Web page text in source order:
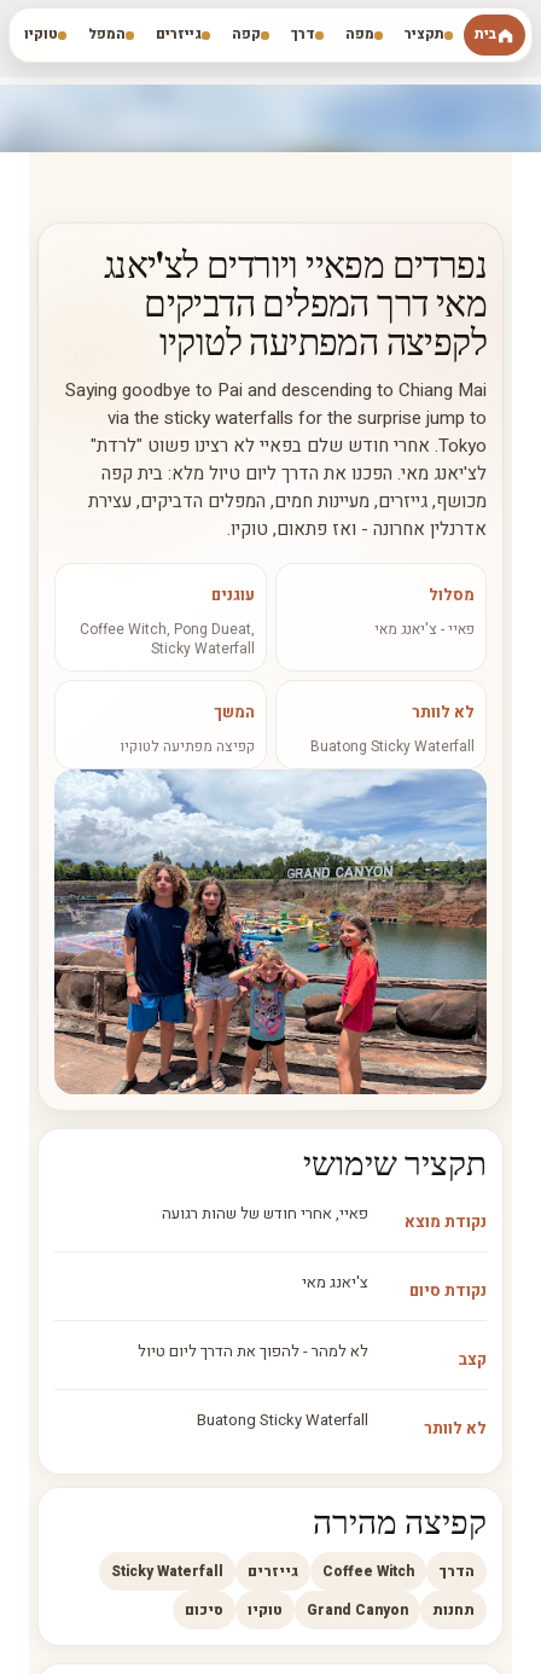
דילוג לתוכן הראשי
השלום לב-ארים רואים עולם בית תקציר מפה דרך קפה גייזרים המפל טוקיו
נפרדים מפאיי ויורדים לצ'יאנג
מאי דרך המפלים הדביקים
לקפיצה המפתיעה לטוקיו
Saying goodbye to Pai and descending to Chiang Mai
via the sticky waterfalls for the surprise jump to
Tokyo. אחרי חודש שלם בפאיי לא רצינו פשוט "לרדת"
לצ'יאנג מאי. הפכנו את הדרך ליום טיול מלא: בית קפה
מכושף, גייזרים, מעיינות חמים, המפלים הדביקים, עצירת
אדרנלין אחרונה - ואז פתאום, טוקיו.
מסלול
פאיי - צ'יאנג מאי
עוגנים
Coffee Witch, Pong Dueat,
Sticky Waterfall
לא לוותר
Buatong Sticky Waterfall
המשך
קפיצה מפתיעה לטוקיו
תקציר שימושי
נקודת מוצא פאיי, אחרי חודש של שהות רגועה
נקודת סיום צ'יאנג מאי
קצב לא למהר - להפוך את הדרך ליום טיול
לא לוותר Buatong Sticky Waterfall
קפיצה מהירה
הדרך Coffee Witch גייזרים
Sticky Waterfall
תחנות
Grand Canyon טוקיו סיכום